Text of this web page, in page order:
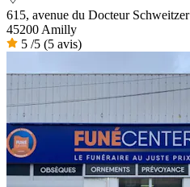
615, avenue du Docteur Schweitzer
45200 Amilly
5 /5 (5 avis)